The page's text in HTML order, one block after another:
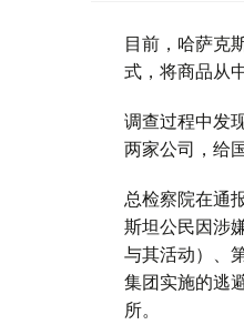
目前，哈萨克
式，将商品从
调查过程中发
两家公司，给
总检察院在通
斯坦公民因涉
与其活动）、
集团实施的逃
所。